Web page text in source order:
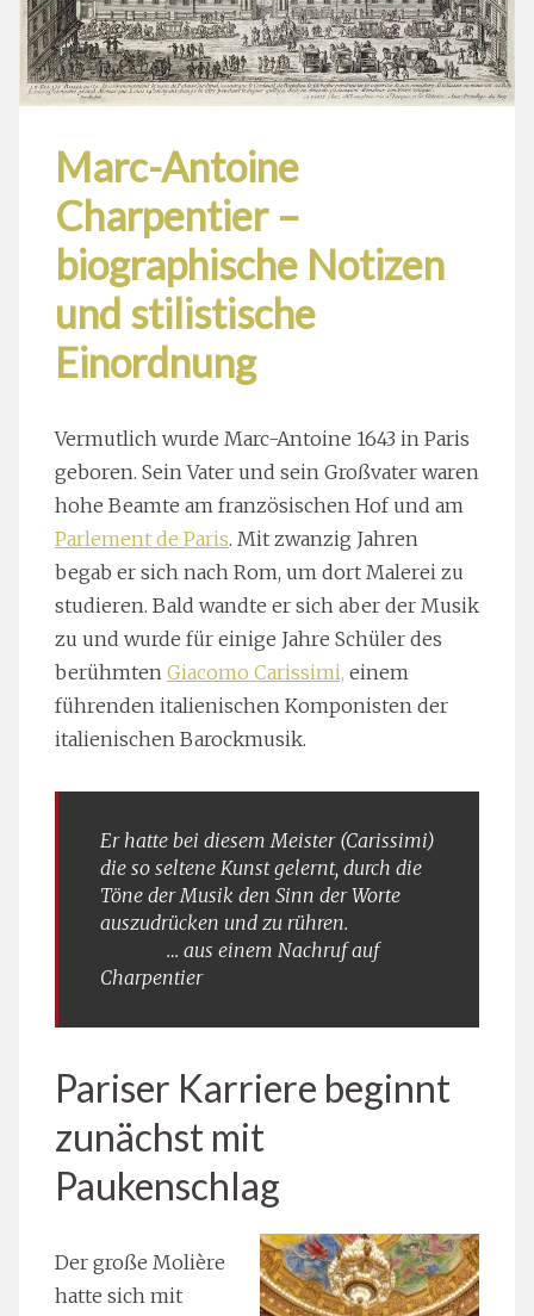
Marc-Antoine
Charpentier –
biographische Notizen
und stilistische
Einordnung
Vermutlich wurde Marc-Antoine 1643 in Paris
geboren. Sein Vater und sein Großvater waren
hohe Beamte am französischen Hof und am
Parlement de Paris. Mit zwanzig Jahren
begab er sich nach Rom, um dort Malerei zu
studieren. Bald wandte er sich aber der Musik
zu und wurde für einige Jahre Schüler des
berühmten Giacomo Carissimi, einem
führenden italienischen Komponisten der
italienischen Barockmusik.
Er hatte bei diesem Meister (Carissimi)
die so seltene Kunst gelernt, durch die
Töne der Musik den Sinn der Worte
auszudrücken und zu rühren.
… aus einem Nachruf auf
Charpentier
Pariser Karriere beginnt
zunächst mit
Paukenschlag
Der große Molière
hatte sich mit